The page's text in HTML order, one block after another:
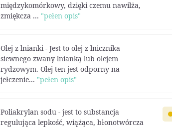
międzykomórkowy, dzięki czemu nawilża,
zmiękcza ... "pełen opis"
Olej z lnianki - Jest to olej z lnicznika
siewnego zwany lnianką lub olejem
rydzowym. Olej ten jest odporny na
jełczenie... "pełen opis"
Poliakrylan sodu - jest to substancja
regulująca lepkość, wiążąca, błonotwórcza